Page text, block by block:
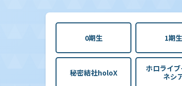
0期生 1期生
秘密結社holoX
ホロライ
ネシ